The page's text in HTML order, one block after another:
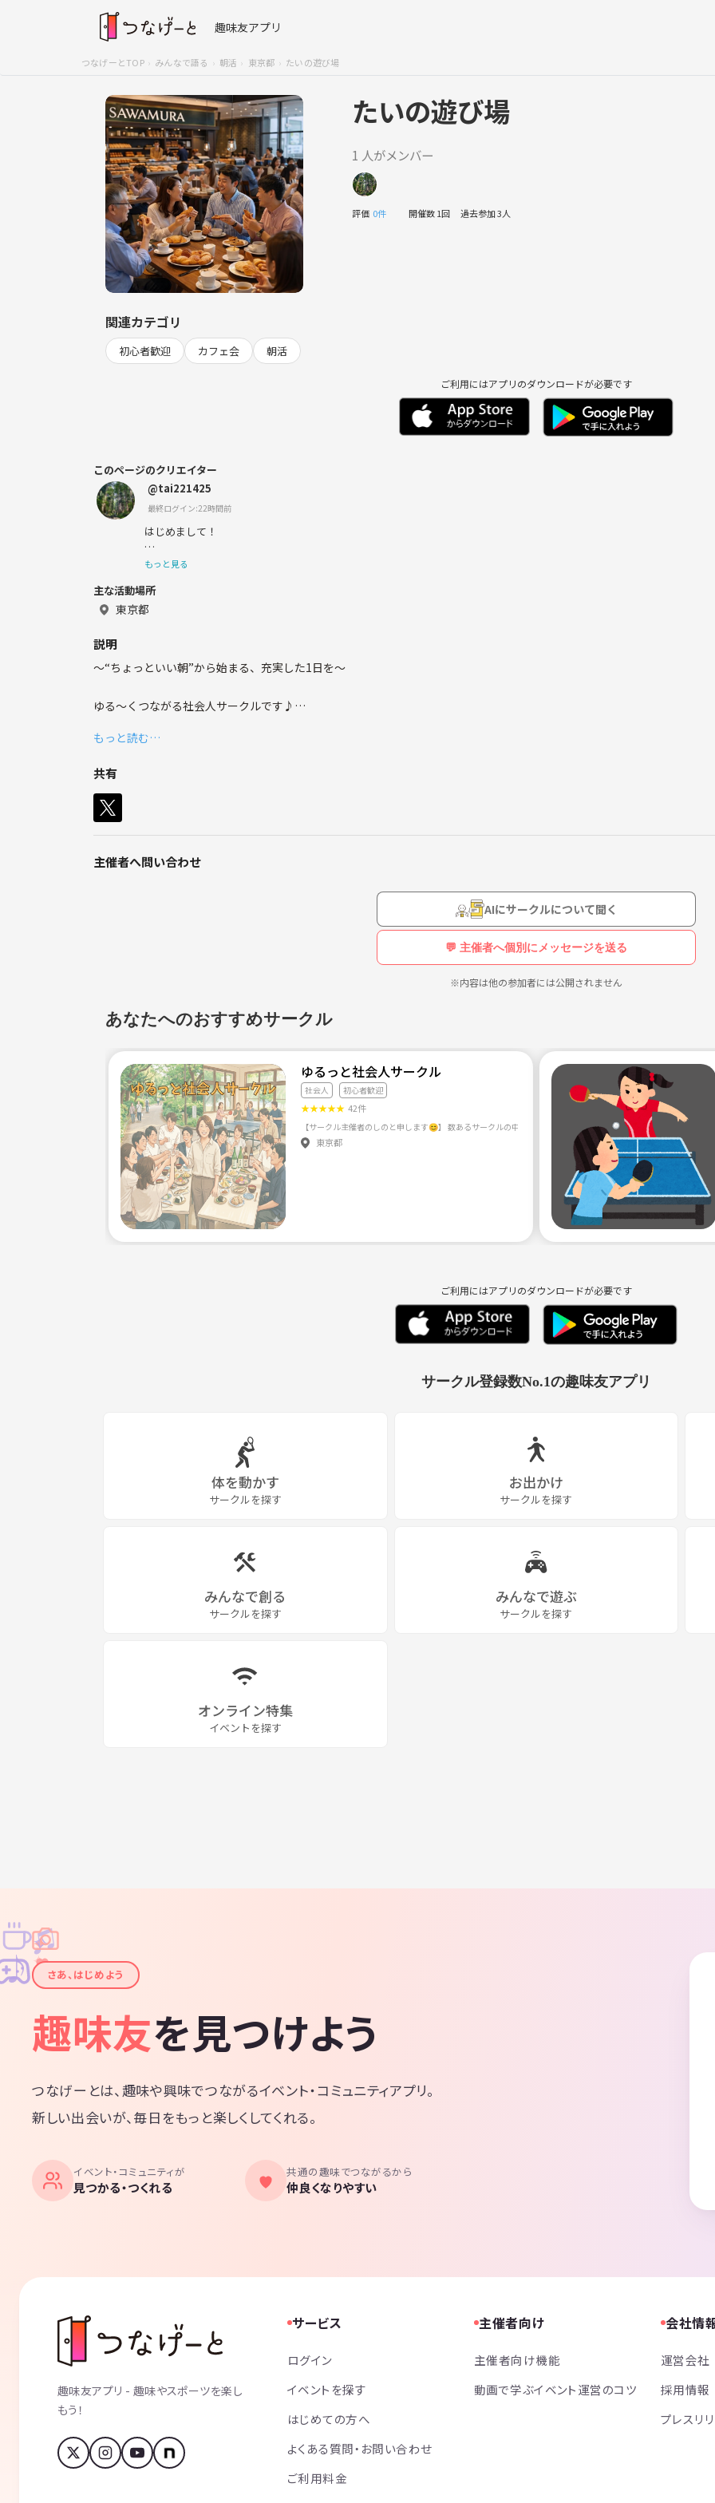
趣味友アプリ
つなげーとTOP みんなで語る 朝活 東京都 たいの遊び場
たいの遊び場
1 人がメンバー
評価 0件 開催数 1回 過去参加 3人
関連カテゴリ
初心者歓迎 カフェ会 朝活
ご利用にはアプリのダウンロードが必要です
このページのクリエイター
@tai221425
最終ログイン:22時間前
はじめまして！
◾️趣味
ボウリング（みんなで投げるのが楽しい派）
サウナ（ととのい大事♨️）
もっと見る
主な活動場所
東京都
説明
〜“ちょっといい朝”から始まる、充実した1日を〜
ゆる〜くつながる社会人サークルです♪
「休みの日の朝、いつもより少し早起きして有意義に過ごしたいな…」
「仕事に行く前に、ちょっとリフレッシュできる時間がほしい！」と思っているあなたへ。
メインの活動は朝活カフェ会☕️
都内のおしゃれなカフェで、美味しいコーヒーやモーニングを楽しみながら、たわいもないおしゃべりをしたり、情報交
ひとり参加・初めての参加、大歓迎！
心地よく、無理なく、自分のペースで参加できる場所を目指しています。
忙しい毎日に、ほんのちょっとの“余白”を一緒に楽しみませんか？
あなたの「ちょっと参加してみようかな」が、新しいつながりのきっかけになるかも♪
「無理せず・気軽に・ちょっと楽しく」をテーマにしたサークルです。
こんな方におすすめです ↓↓↓
・同世代で気軽に話せる友達がほしい
一緒に、心地いい“ちょっといい朝の時間”を楽しみましょう♪
営利目的・宗教・ネットワークビジネス等の勧誘行為は禁止です。発覚した場合は即退会となります。
恋愛・出会い目的の参加はご遠慮ください。（自然な交流の中で仲良くなるのはOKです）
参加の際はドタキャン・無断キャンセルはご遠慮ください。やむを得ない場合は必ずご連絡をお願いします。
席替えができないお店もあるため、全員の参加者と交流が難しい場合があります。
もっと読む…
共有
主催者へ問い合わせ
AIにサークルについて聞く
💬 主催者へ個別にメッセージを送る
※内容は他の参加者には公開されません
あなたへのおすすめサークル
ゆるっと社会人サークル
社会人 初心者歓迎
★★★★★ 42件
東京都
ご利用にはアプリのダウンロードが必要です
サークル登録数No.1の趣味友アプリ
体を動かす
サークルを探す
お出かけ
サークルを探す
みんなで創る
サークルを探す
みんなで遊ぶ
サークルを探す
オンライン特集
イベントを探す
✦
✦
✧
✧
♪
♫
さあ、はじめよう
趣味友を見つけよう
つなげーとは、趣味や興味でつながるイベント・コミュニティアプリ。
新しい出会いが、毎日をもっと楽しくしてくれる。
イベント・コミュニティが
見つかる・つくれる
共通の趣味でつながるから
仲良くなりやすい
趣味友アプリ - 趣味やスポーツを楽し
もう！
サービス
ログイン
イベントを探す
はじめての方へ
よくある質問・お問い合わせ
ご利用料金
主催者向け
主催者向け機能
動画で学ぶイベント運営のコツ
会社情
運営会社
採用情報
プレスリ